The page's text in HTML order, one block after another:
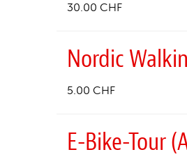
30.00 CHF
Nordic
5.00 CHF
E-Bike-Tour